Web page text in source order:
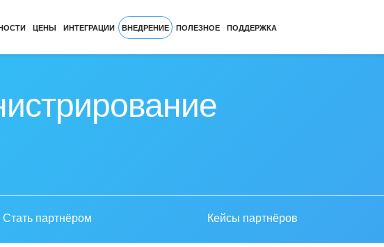
ЦЕНЫ ИНТЕГРАЦИИ ВНЕДРЕНИЕ ПОЛЕЗНОЕ ПОДДЕРЖКА
Стать партнёром Кейсы партнёров